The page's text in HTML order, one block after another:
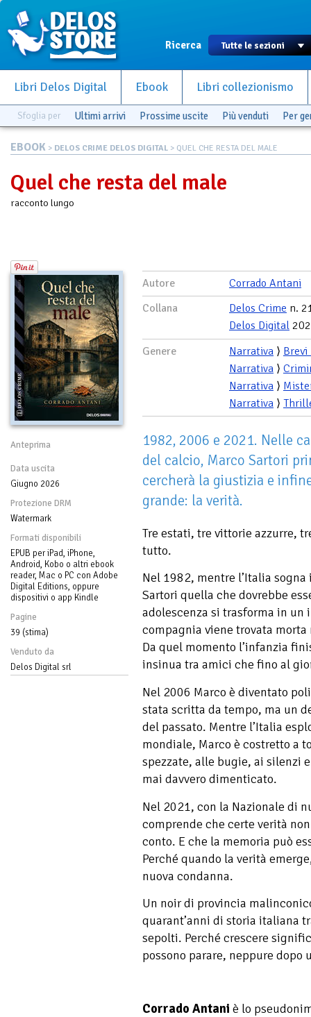
Ricerca
Libri Delos Digital Ebook Libri collezionismo
Sfoglia per Ultimi arrivi Prossime uscite Più venduti Per
EBOOK > DELOS CRIME DELOS DIGITAL > QUEL CHE RESTA DEL MALE
Quel che resta del male
racconto lungo
Anteprima
Data uscita
Giugno 2026
Protezione DRM
Watermark
Formati disponibili
EPUB per iPad, iPhone,
Android, Kobo o altri ebook
reader, Mac o PC con Adobe
Digital Editions, oppure
dispositivi o app Kindle
Pagine
39 (stima)
Venduto da
Delos Digital srl
Autore
Corrado Antani
Collana
Delos Crime n.
Delos Digital
Genere
Narrativa ⟩ Brevi
Narrativa ⟩
Narrativa ⟩
Narrativa ⟩
1982, 2006 e 2021. Nelle
del calcio, Marco Sartori
cercherà la giustizia e
grande: la verità.
Tre estati, tre vittorie azzurre,
tutto.
Nel 1982, mentre l’Italia
Sartori quella che dovrebbe
adolescenza si trasforma in un
compagnia viene trovata
Da quel momento l’infanzia
insinua tra amici che fino al
Nel 2006 Marco è diventato
stata scritta da tempo, ma un
del passato. Mentre l’Italia
mondiale, Marco è costretto a
spezzate, alle bugie, ai silenzi
mai davvero dimenticato.
Nel 2021, con la Nazionale di
comprende che certe verità
conto. E che la memoria può
Perché quando la verità
nuova condanna.
Un noir di provincia
quarant’anni di storia italiana
sepolti. Perché crescere
possono parare, neppure dopo
Corrado Antani è lo